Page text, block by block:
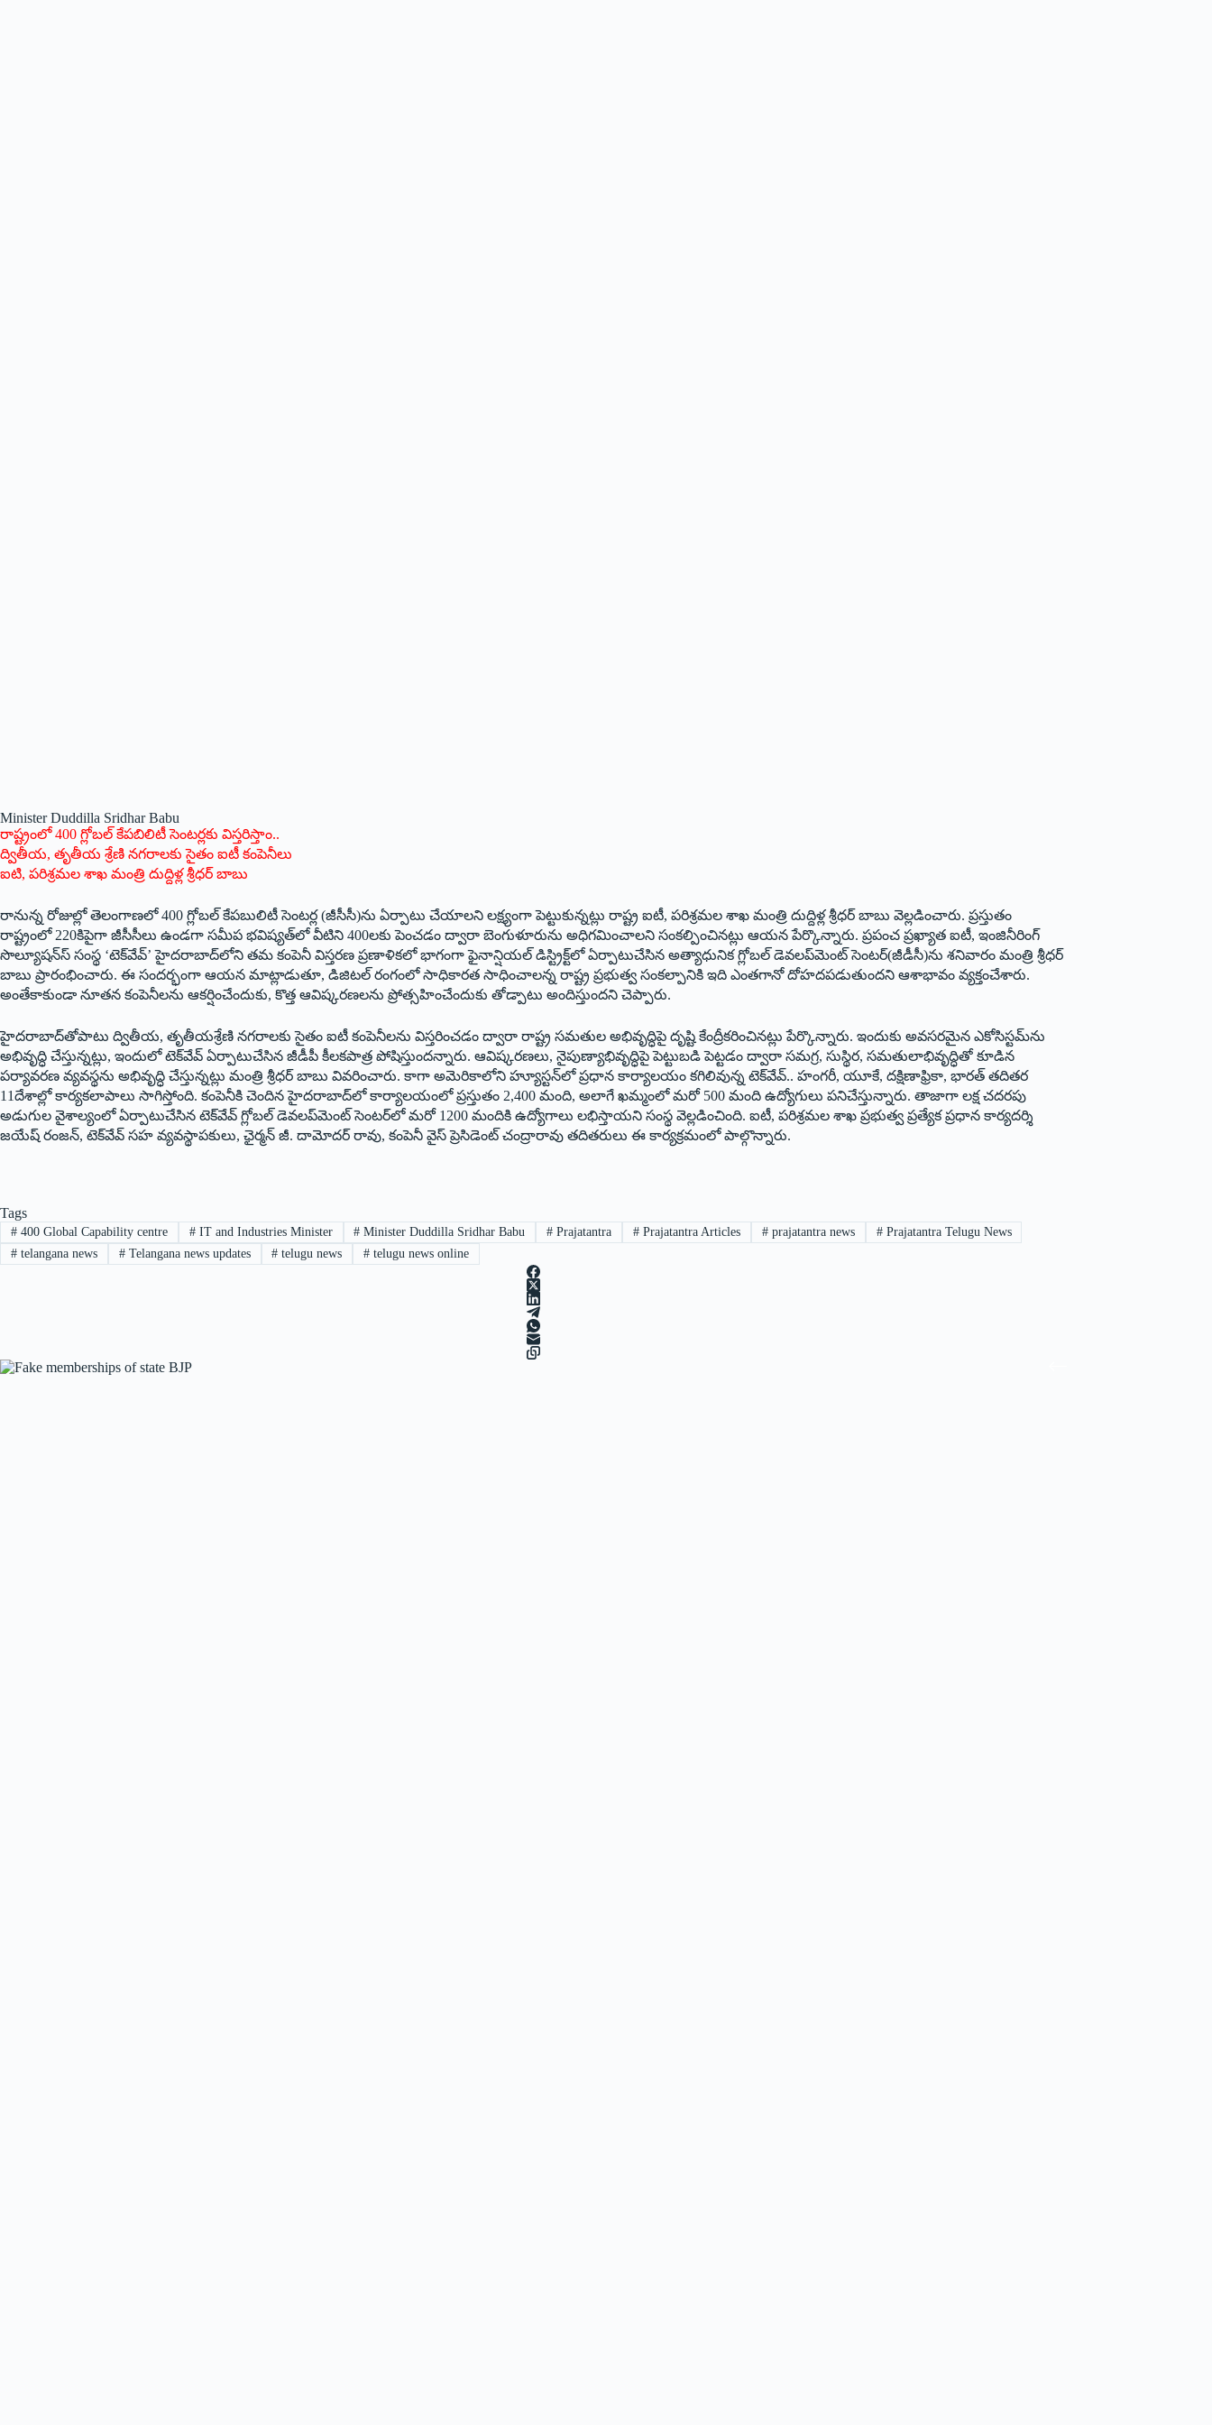
Minister Duddilla Sridhar Babu
రాష్ట్రంలో 400 గ్లోబల్‌ కేపబిలిటీ సెంటర్లకు విస్త‌రిస్తాం..
ద్వితీయ, తృతీయ శ్రేణి నగరాలకు సైతం ఐటీ కంపెనీలు
ఐటి, ప‌రిశ్ర‌మ‌ల శాఖ మంత్రి దుద్దిళ్ల శ్రీధ‌ర్ బాబు
రానున్న రోజుల్లో తెలంగాణ‌లో 400 గ్లోబల్‌ కేపబులిటీ సెంటర్ల (జీసీసీ)ను ఏర్పాటు చేయాలని లక్ష్యంగా పెట్టుకున్నట్లు రాష్ట్ర ఐటీ, పరిశ్రమల శాఖ మంత్రి దుద్దిళ్ల శ్రీధర్‌ బాబు వెల్లడించారు. ప్రస్తుతం
రాష్ట్రంలో 220కిపైగా జీసీసీలు ఉండగా సమీప భవిష్యత్‌లో వీటిని 400లకు పెంచడం ద్వారా బెంగుళూరును అధిగమించాలని సంకల్పించినట్లు ఆయన పేర్కొన్నారు. ప్రపంచ ప్రఖ్యాత ఐటీ, ఇంజినీరింగ్‌
సొల్యూషన్స్‍ సంస్థ ‘టెక్‌వేవ్‌’ హైదరాబాద్‌లోని తమ కంపెనీ విస్తరణ ప్రణాళికలో భాగంగా ఫైనాన్షియల్‌ డిస్ట్రిక్ట్‌లో ఏర్పాటుచేసిన అత్యాధునిక గ్లోబల్‌ డెవలప్‌మెంట్‌ సెంటర్‌(జీడీసీ)ను శనివారం మంత్రి శ్రీధర్‌
బాబు ప్రారంభించారు. ఈ సందర్భంగా ఆయన మాట్లాడుతూ, డిజిటల్‌ రంగంలో సాధికారత సాధించాలన్న రాష్ట్ర ప్రభుత్వ సంకల్పానికి ఇది ఎంతగానో దోహదపడుతుందని ఆశాభావం వ్యక్తంచేశారు.
అంతేకాకుండా నూతన కంపెనీలను ఆకర్షించేందుకు, కొత్త ఆవిష్కరణలను ప్రోత్సహించేందుకు తోడ్పాటు అందిస్తుందని చెప్పారు.
హైదరాబాద్‌తోపాటు ద్వితీయ, తృతీయశ్రేణి నగరాలకు సైతం ఐటీ కంపెనీలను విస్తరించడం ద్వారా రాష్ట్ర సమతుల అభివృద్ధిపై దృష్టి కేంద్రీకరించినట్లు పేర్కొన్నారు. ఇందుకు అవసరమైన ఎకోసిస్టమ్‌ను
అభివృద్ధి చేస్తున్నట్లు, ఇందులో టెక్‌వేవ్‌ ఏర్పాటుచేసిన జీడీపీ కీలకపాత్ర పోషిస్తుందన్నారు. ఆవిష్కరణలు, నైపుణ్యాభివృద్ధిపై పెట్టుబడి పెట్టడం ద్వారా సమగ్ర, సుస్థిర, సమతులాభివృద్ధితో కూడిన
పర్యావరణ వ్యవస్థను అభివృద్ధి చేస్తున్నట్లు మంత్రి శ్రీధర్‌ బాబు వివరించారు. కాగా అమెరికాలోని హ్యూస్టన్‌లో ప్రధాన కార్యాలయం కగిలివున్న టెక్‌వేవ్‌.. హంగరీ, యూకే, దక్షిణాఫ్రికా, భారత్‌ తదితర
11దేశాల్లో కార్యకలాపాలు సాగిస్తోంది. కంపెనీకి చెందిన హైదరాబాద్‌లో కార్యాలయంలో ప్రస్తుతం 2,400 మంది, అలాగే ఖమ్మంలో మరో 500 మంది ఉద్యోగులు పనిచేస్తున్నారు. తాజాగా లక్ష చదరపు
అడుగుల వైశాల్యంలో ఏర్పాటుచేసిన టెక్‌వేవ్‌ గ్లోబల్‌ డెవలప్‌మెంట్‌ సెంటర్‌లో మరో 1200 మందికి ఉద్యోగాలు లభిస్తాయని సంస్థ వెల్లడించింది. ఐటీ, పరిశ్రమల శాఖ ప్రభుత్వ ప్రత్యేక ప్రధాన కార్యదర్శి
జయేష్‌ రంజన్‌, టెక్‌వేవ్‌ సహ వ్యవస్థాపకులు, ఛైర్మన్‌ జీ. దామోదర్‌ రావు, కంపెనీ వైస్ ప్రెసిడెంట్‌ చంద్రారావు తదితరులు ఈ కార్యక్రమంలో పాల్గొన్నారు.
Tags
#400 Global Capability centre #IT and Industries Minister # Minister Duddilla Sridhar Babu # Prajatantra # Prajatantra Articles #prajatantra news #Prajatantra Telugu News
#telangana news #Telangana news updates # telugu news # telugu news online